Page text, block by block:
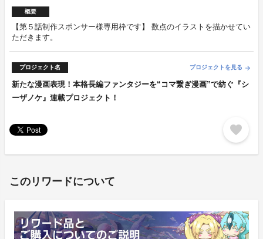
概要
【第５話制作スポンサー様専用枠です】 数点のイラストを描かせてい
ただきます。
プロジェクト名 プロジェクトを見る arrow_forward
新たな漫画表現！本格長編ファンタジーを“コマ繋ぎ漫画”で紡ぐ『シ
ーザノケ』連載プロジェクト！
favorite
このリワードについて